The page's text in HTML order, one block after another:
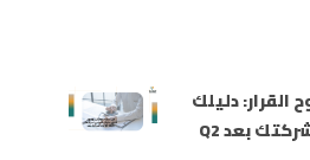
القرار: دليلك
القيادي لمراجعة أداء شركتك بعد Q2